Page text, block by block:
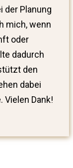
der Planung
mich, wenn
oder
dadurch
den
dabei
Dank!